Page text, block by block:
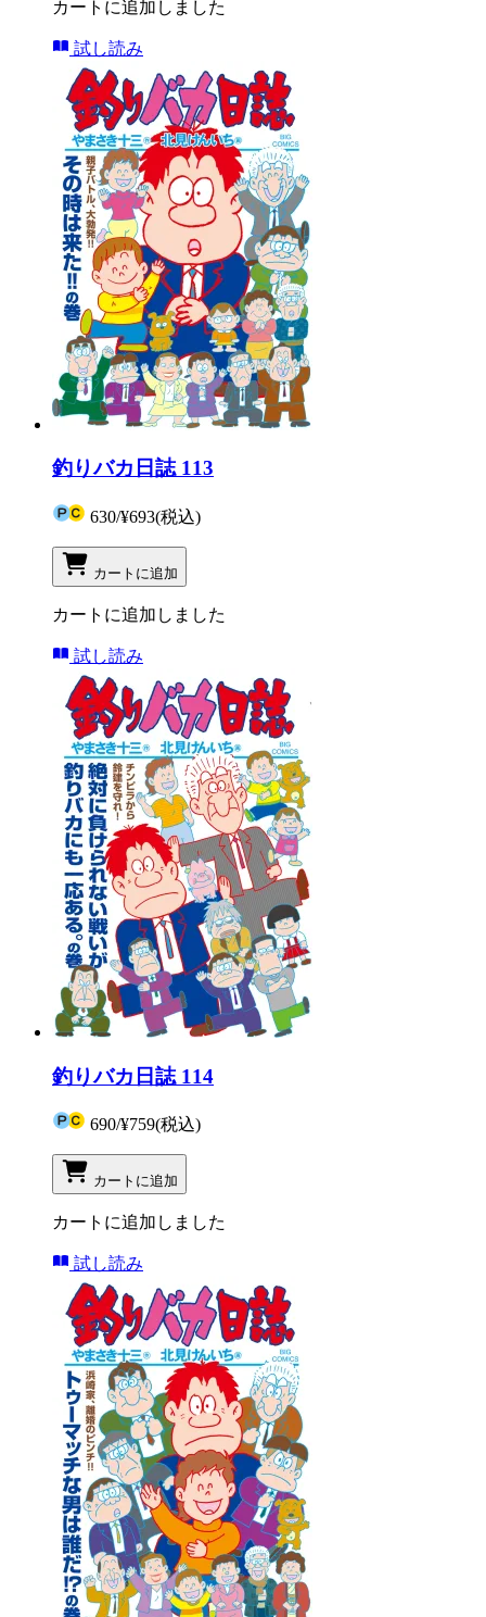
カートに追加しました
試し読み
釣りバカ日誌 113
630/¥693(税込)
カートに追加
カートに追加しました
試し読み
釣りバカ日誌 114
690/¥759(税込)
カートに追加
カートに追加しました
試し読み